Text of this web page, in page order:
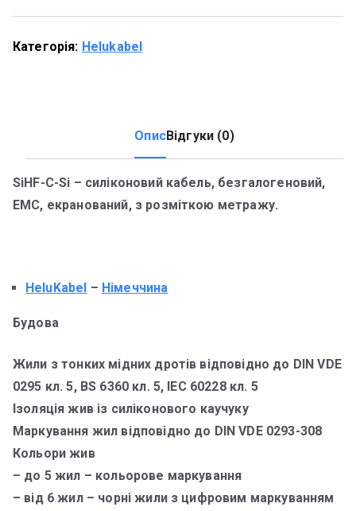
Категорія: Helukabel
ОписВідгуки (0)
SiHF-C-Si – силіконовий кабель, безгалогеновий,
ЕМС, екранований, з розміткою метражу.
HeluKabel – Німеччина
Будова
Жили з тонких мідних дротів відповідно до DIN VDE
0295 кл. 5, BS 6360 кл. 5, IEC 60228 кл. 5
Ізоляція жив із силіконового каучуку
Маркування жил відповідно до DIN VDE 0293-308
Кольори жив
– до 5 жил – кольорове маркування
– від 6 жил – чорні жили з цифровим маркуванням